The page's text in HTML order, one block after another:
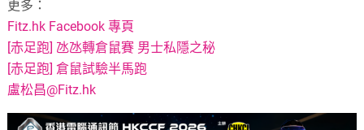
更多：
Fitz.hk Facebook 專頁
[赤足跑] 氹氹轉倉鼠賽 男士私隱之秘
[赤足跑] 倉鼠試驗半馬跑
盧松昌@Fitz.hk